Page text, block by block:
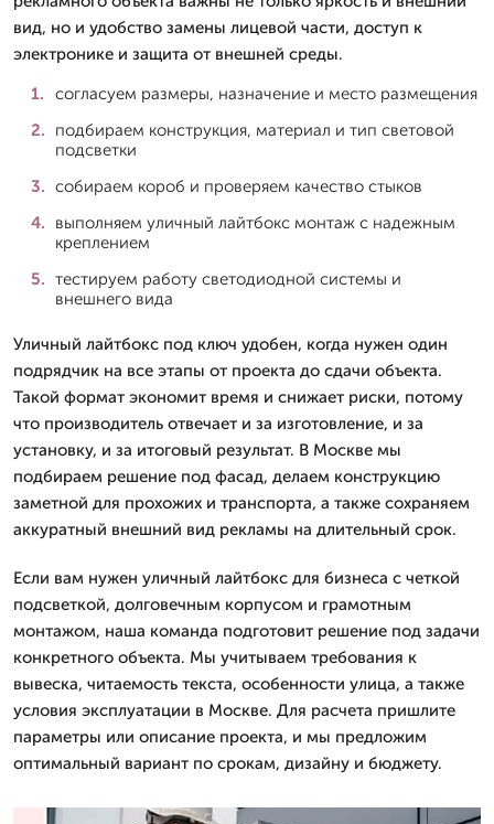
вид, но и удобство замены лицевой части, доступ к
электронике и защита от внешней среды.
согласуем размеры, назначение и место размещения
подбираем конструкция, материал и тип световой
подсветки
собираем короб и проверяем качество стыков
выполняем уличный лайтбокс монтаж с надежным
креплением
тестируем работу светодиодной системы и
внешнего вида
Уличный лайтбокс под ключ удобен, когда нужен один
подрядчик на все этапы от проекта до сдачи объекта.
Такой формат экономит время и снижает риски, потому
что производитель отвечает и за изготовление, и за
установку, и за итоговый результат. В Москве мы
подбираем решение под фасад, делаем конструкцию
заметной для прохожих и транспорта, а также сохраняем
аккуратный внешний вид рекламы на длительный срок.
Если вам нужен уличный лайтбокс для бизнеса с четкой
подсветкой, долговечным корпусом и грамотным
монтажом, наша команда подготовит решение под задачи
конкретного объекта. Мы учитываем требования к
вывеска, читаемость текста, особенности улица, а также
условия эксплуатации в Москве. Для расчета пришлите
параметры или описание проекта, и мы предложим
оптимальный вариант по срокам, дизайну и бюджету.